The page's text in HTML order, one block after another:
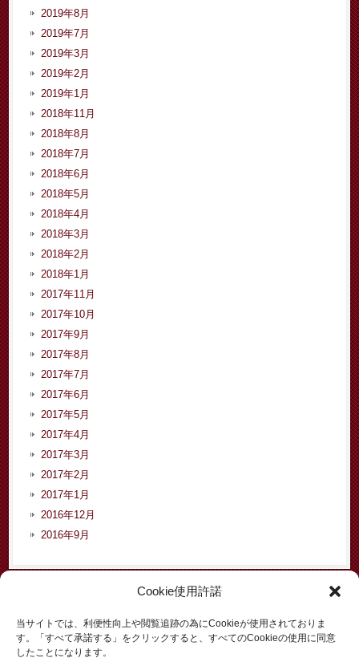
Cookie使用許諾
当サイトでは、利便性向上や閲覧追跡の為にCookieが使用されておりま
す。「すべて承諾する」をクリックすると、すべてのCookieの使用に同意
したことになります。
2019年8月
2019年7月
2019年3月
2019年2月
2019年1月
2018年11月
2018年8月
2018年7月
2018年6月
2018年5月
2018年4月
2018年3月
2018年2月
2018年1月
2017年11月
2017年10月
2017年9月
2017年8月
2017年7月
2017年6月
2017年5月
2017年4月
2017年3月
2017年2月
2017年1月
2016年12月
2016年9月
お知らせ